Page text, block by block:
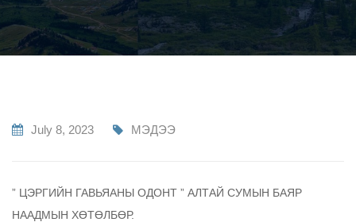
July 8, 2023 МЭДЭЭ
” ЦЭРГИЙН ГАВЬЯАНЫ ОДОНТ ” АЛТАЙ СУМЫН БАЯР
НААДМЫН ХӨТӨЛБӨР.